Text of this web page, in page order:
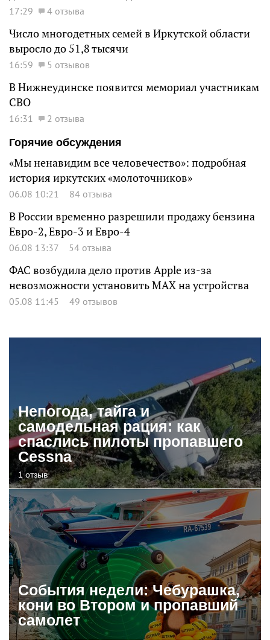
17:29 4 отзыва
Число многодетных семей в Иркутской области
выросло до 51,8 тысячи
16:59 5 отзывов
В Нижнеудинске появится мемориал участникам
СВО
16:31
2 отзыва
Горячие обсуждения
«Мы ненавидим все человечество»: подробная
история иркутских «молоточников»
06.08 10:21 84 отзыва
В России временно разрешили продажу бензина
Евро-2, Евро-3 и Евро-4
06.08 13:37 54 отзыва
ФАС возбудила дело против Apple из-за
невозможности установить MAX на устройства
05.08 11:45 49 отзывов
Непогода, тайга и
самодельная рация: как
спаслись пилоты пропавшего
Cessna
1 отзыв
События недели: Чебурашка,
кони во Втором и пропавший
самолет